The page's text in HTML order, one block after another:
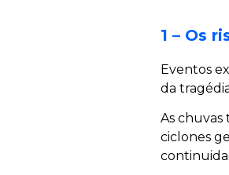
1 – Os
Eventos
da
As chuvas
ciclones